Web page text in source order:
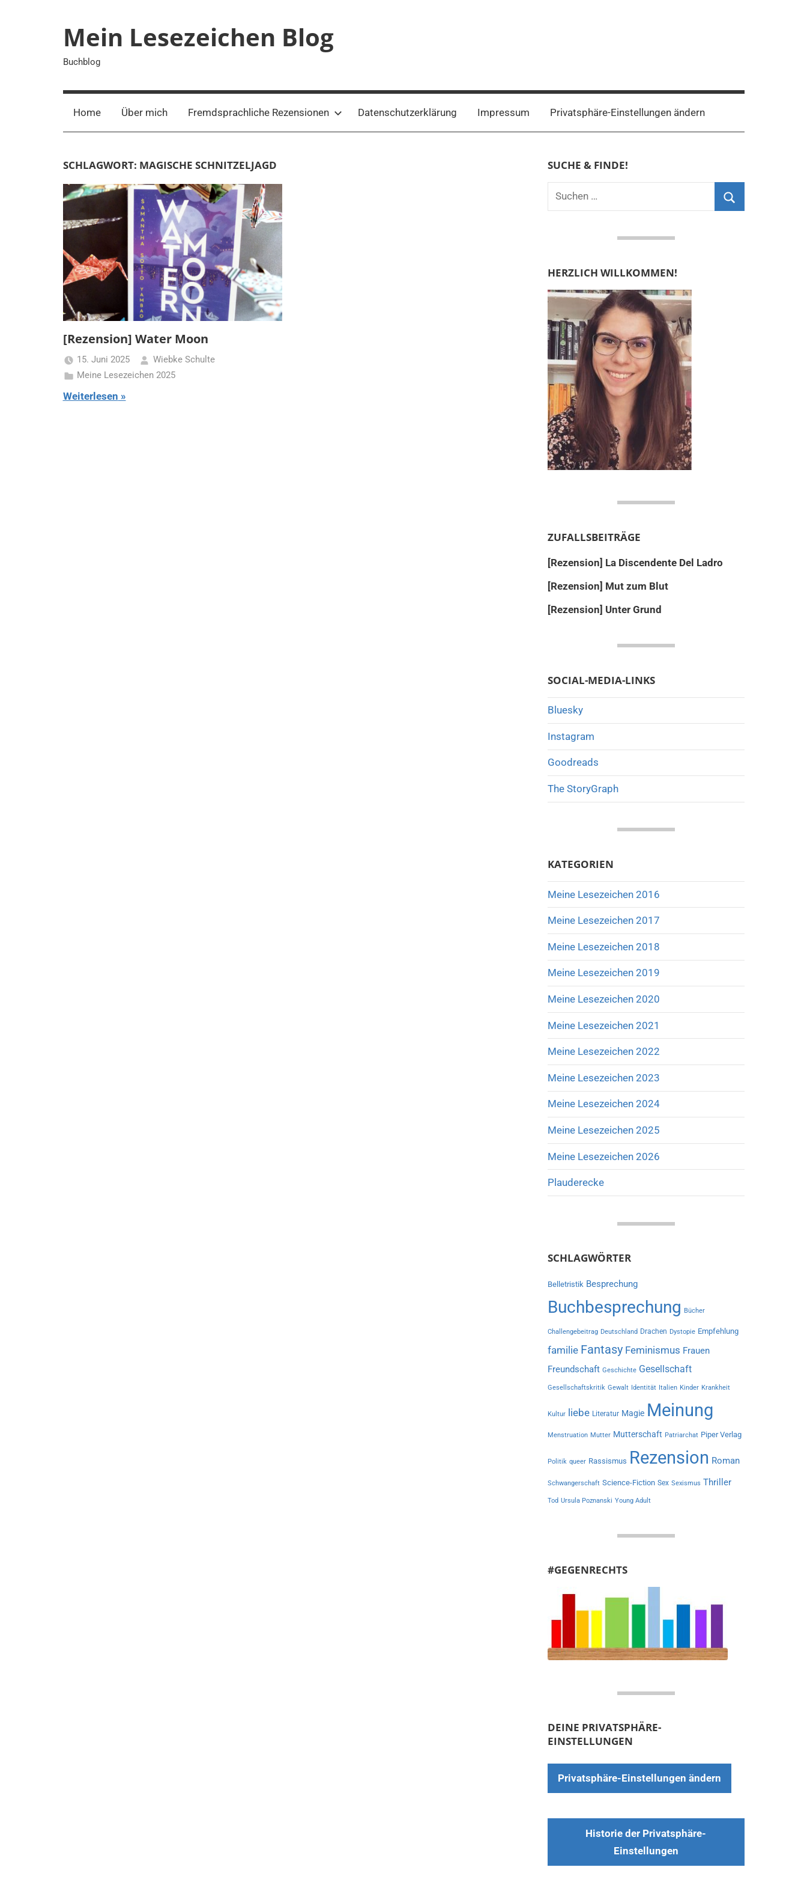
Mein Lesezeichen Blog
Buchblog
Home Über mich Fremdsprachliche Rezensionen Datenschutzerklärung Impressum Privatsphäre-Einstellungen ändern
SCHLAGWORT: MAGISCHE SCHNITZELJAGD
[Rezension] Water Moon
15. Juni 2025
Wiebke Schulte
Meine Lesezeichen 2025
Weiterlesen
SUCHE & FINDE!
Suchen
HERZLICH WILLKOMMEN!
ZUFALLSBEITRÄGE
[Rezension] La Discendente Del Ladro
[Rezension] Mut zum Blut
[Rezension] Unter Grund
SOCIAL-MEDIA-LINKS
Bluesky
Instagram
Goodreads
The StoryGraph
KATEGORIEN
Meine Lesezeichen 2016
Meine Lesezeichen 2017
Meine Lesezeichen 2018
Meine Lesezeichen 2019
Meine Lesezeichen 2020
Meine Lesezeichen 2021
Meine Lesezeichen 2022
Meine Lesezeichen 2023
Meine Lesezeichen 2024
Meine Lesezeichen 2025
Meine Lesezeichen 2026
Plauderecke
SCHLAGWÖRTER
Belletristik Besprechung
Buchbesprechung Bücher
Challengebeitrag Deutschland Drachen Dystopie Empfehlung
familie Fantasy Feminismus Frauen
Freundschaft Geschichte Gesellschaft
Gesellschaftskritik Gewalt Identität Italien Kinder Krankheit
Kultur liebe Literatur Magie Meinung
Menstruation Mutter Mutterschaft Patriarchat Piper Verlag
Politik queer Rassismus Rezension Roman
Schwangerschaft Science-Fiction Sex Sexismus Thriller
Tod Ursula Poznanski Young Adult
#GEGENRECHTS
DEINE PRIVATSPHÄRE-
EINSTELLUNGEN
Privatsphäre-Einstellungen ändern
Historie der Privatsphäre-
Einstellungen